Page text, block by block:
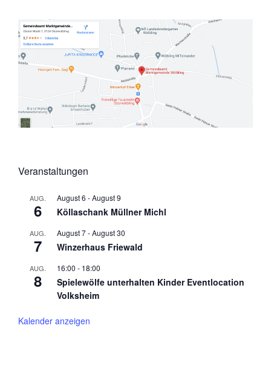
Veranstaltungen
AUG.
6
August 6 -August 9
Köllaschank Müllner Michl
AUG.
7
August 7-August 30
Winzerhaus Friewald
AUG.
8
16:00 - 18:00
Spielewölfe unterhalten Kinder Eventlocation
Volksheim
Kalender anzeigen